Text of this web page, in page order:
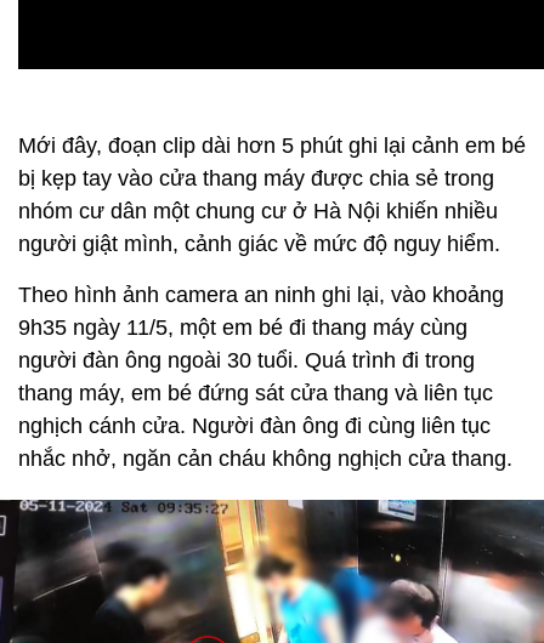
Mới đây, đoạn clip dài hơn 5 phút ghi lại cảnh em bé
bị kẹp tay vào cửa thang máy được chia sẻ trong
nhóm cư dân một chung cư ở Hà Nội khiến nhiều
người giật mình, cảnh giác về mức độ nguy hiểm.
Theo hình ảnh camera an ninh ghi lại, vào khoảng
9h35 ngày 11/5, một em bé đi thang máy cùng
người đàn ông ngoài 30 tuổi. Quá trình đi trong
thang máy, em bé đứng sát cửa thang và liên tục
nghịch cánh cửa. Người đàn ông đi cùng liên tục
nhắc nhở, ngăn cản cháu không nghịch cửa thang.